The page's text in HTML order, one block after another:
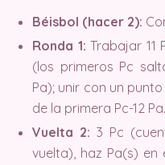
Béisbol (hacer 2):
Ronda 1: Trabajar 11
(los primeros Pc
Pa); unir con un
de la primera Pc-12 Pa.
Vuelta 2: 3 Pc
vuelta), haz Pa(s) en